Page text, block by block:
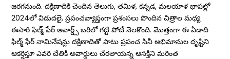
జరగనుంది. దక్షిణాదికి చెందిన తెలుగు, తమిళ, కన్నడ, మలయాళ భాషల్లో
2024లో విడుదలై, ప్రపంచవ్యాప్తంగా ప్రశంసలు పొందిన చిత్రాల మధ్య
ఈసారి ఫిల్మ్ ఫేర్ అవార్డ్స్ బరిలో గట్టి పోటీ నెలకొంది. మొత్తంగా ఈ ఏడాది
ఫిల్మ్ ఫేర్ నామినేషన్లు దక్షిణాదితో పాటు ప్రపంచ సినీ అభిమానుల దృష్టిని
ఆకర్షిస్తూ ఎవరి చేతికి అవార్డులు చేరతాయన్న ఆసక్తిని మరింత